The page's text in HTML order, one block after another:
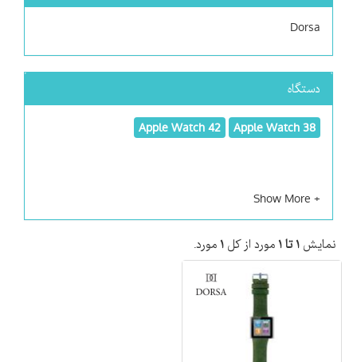
Dorsa
دستگاه
Apple Watch 38
Apple Watch 42
نمایش ۱ تا ۱ مورد از کل ۱ مورد.